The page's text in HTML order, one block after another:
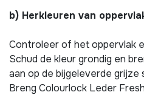
b) Herkleuren van
Controleer of het oppervlak
Schud de kleur grondig en
aan op de bijgeleverde grijze
Breng Colourlock Leder